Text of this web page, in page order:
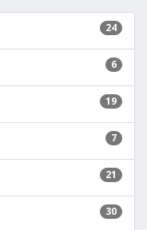
24
6
19
7
21
30